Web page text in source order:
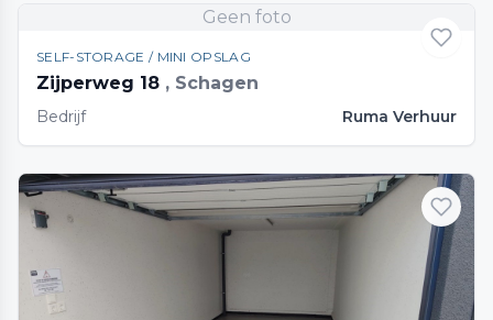
Geen foto
SELF-STORAGE / MINI OPSLAG
Zijperweg 18 , Schagen
Bedrijf Ruma Verhuur